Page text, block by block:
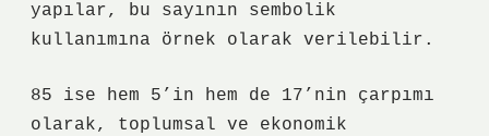
yapılar, bu sayının sembolik
kullanımına örnek olarak verilebilir.
85 ise hem 5’in hem de 17’nin çarpımı
olarak, toplumsal ve ekonomik